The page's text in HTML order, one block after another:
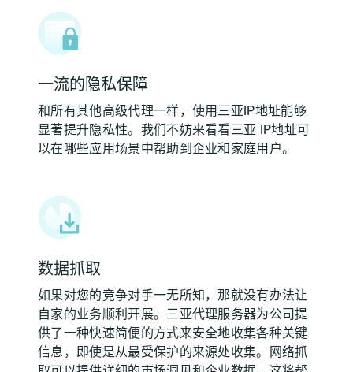
一流的隐私保障
和所有其他高级代理一样，使用三亚IP地址能够
显著提升隐私性。我们不妨来看看三亚 IP地址可
以在哪些应用场景中帮助到企业和家庭用户。
数据抓取
如果对您的竞争对手一无所知，那就没有办法让
自家的业务顺利开展。三亚代理服务器为公司提
供了一种快速简便的方式来安全地收集各种关键
信息，即使是从最受保护的来源处收集。网络抓